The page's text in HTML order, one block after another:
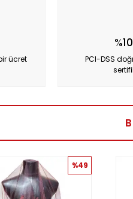
ücret
PCI-DSS
%49